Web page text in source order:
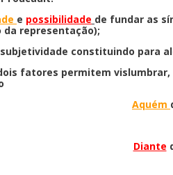
e possibilidade de fundar as
representação);
constituindo para
fatores permitem
Aquém
Diante